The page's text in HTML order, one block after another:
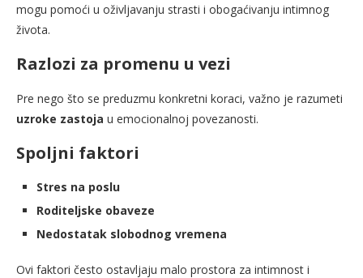
mogu pomoći u oživljavanju strasti i obogaćivanju intimnog
života.
Razlozi za promenu u vezi
Pre nego što se preduzmu konkretni koraci, važno je razumeti
uzroke zastoja u emocionalnoj povezanosti.
Spoljni faktori
Stres na poslu
Roditeljske obaveze
Nedostatak slobodnog vremena
Ovi faktori često ostavljaju malo prostora za intimnost i